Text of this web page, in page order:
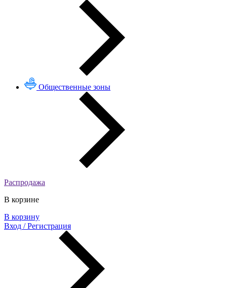
Общественные зоны
Распродажа
В корзине
В корзину
Вход / Регистрация